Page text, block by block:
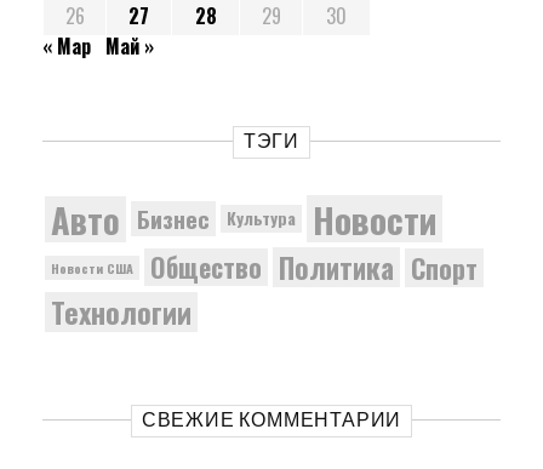
26
27 28 29
30
« Мар Май »
ТЭГИ
Авто Бизнес Культура Новости
Новости США Общество Политика Спорт
Технологии
СВЕЖИЕ КОММЕНТАРИИ